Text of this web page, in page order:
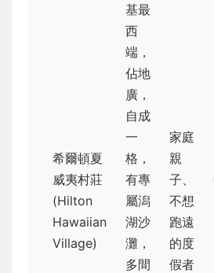
希爾頓夏
威夷村莊
(Hilton
Hawaiian
Village)
基最
西
端，
佔地
廣，
自成
一
格，
有專
屬潟
湖沙
灘，
多間
家庭
親
子、
不想
跑遠
的度
假者